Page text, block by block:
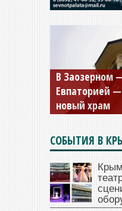
Мужской
и Дамиана в
открыт для
СОБЫТИЯ В